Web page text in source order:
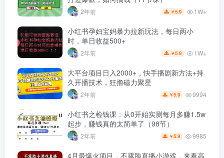
2年前 ￥5.9 1W+
小红书孕妇宝妈暴力拉新玩法，每日两小
时，单日收益500+
2年前 ￥5.9 1W+
大平台项目日入2000+，快手播剧新方法+持
久开播技术，狂撸磁力聚星
2年前 ￥5.9 9994
小红书之检钱课：从0开始实测每月多赚1.5w
起步，赚钱真的太简单了（98节）
2年前 ￥5.9 9985
4月最爆火项目，不露脸直播小游戏，来看高